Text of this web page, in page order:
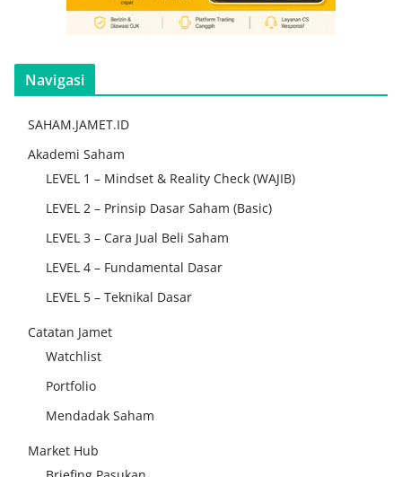
Navigasi
SAHAM.JAMET.ID
Akademi Saham
LEVEL 1 – Mindset & Reality Check (WAJIB)
LEVEL 2 – Prinsip Dasar Saham (Basic)
LEVEL 3 – Cara Jual Beli Saham
LEVEL 4 – Fundamental Dasar
LEVEL 5 – Teknikal Dasar
Catatan Jamet
Watchlist
Portfolio
Mendadak Saham
Market Hub